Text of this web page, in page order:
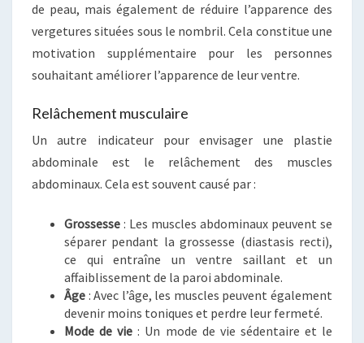
de peau, mais également de réduire l’apparence des
vergetures situées sous le nombril. Cela constitue une
motivation supplémentaire pour les personnes
souhaitant améliorer l’apparence de leur ventre.
Relâchement musculaire
Un autre indicateur pour envisager une plastie
abdominale est le relâchement des muscles
abdominaux. Cela est souvent causé par :
Grossesse : Les muscles abdominaux peuvent se
séparer pendant la grossesse (diastasis recti),
ce qui entraîne un ventre saillant et un
affaiblissement de la paroi abdominale.
Âge : Avec l’âge, les muscles peuvent également
devenir moins toniques et perdre leur fermeté.
Mode de vie : Un mode de vie sédentaire et le